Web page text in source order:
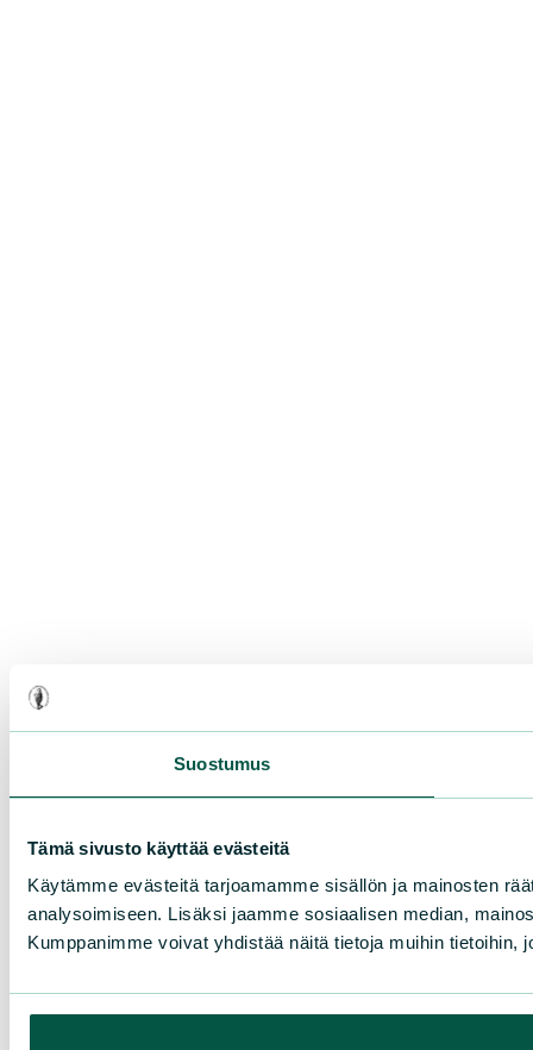
Suostumus
Tämä sivusto käyttää evästeitä
Käytämme evästeitä tarjoamamme sisällön ja mainosten
analysoimiseen. Lisäksi jaamme sosiaalisen median,
Kumppanimme voivat yhdistää näitä tietoja muihin tietoihin,